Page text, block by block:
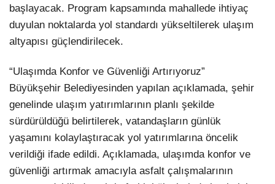
başlayacak. Program kapsamında mahallede ihtiyaç
duyulan noktalarda yol standardı yükseltilerek ulaşım
altyapısı güçlendirilecek.
“Ulaşımda Konfor ve Güvenliği Artırıyoruz”
Büyükşehir Belediyesinden yapılan açıklamada, şehir
genelinde ulaşım yatırımlarının planlı şekilde
sürdürüldüğü belirtilerek, vatandaşların günlük
yaşamını kolaylaştıracak yol yatırımlarına öncelik
verildiği ifade edildi. Açıklamada, ulaşımda konfor ve
güvenliği artırmak amacıyla asfalt çalışmalarının